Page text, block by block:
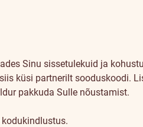
Sinu sissetulekuid ja
küsi partnerilt sooduskoodi.
pakkuda Sulle nõustamist.